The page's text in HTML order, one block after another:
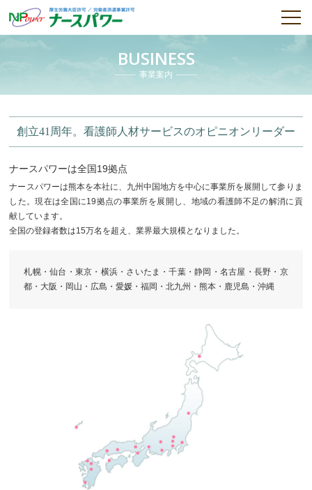
BUSINESS
事業案内
創立41周年。看護師人材サービスのオピニオンリーダー
ナースパワーは全国19拠点
ナースパワーは熊本を本社に、九州中国地方を中心に事業所を展開して参りま
した。現在は全国に19拠点の事業所を展開し、地域の看護師不足の解消に貢
献しています。
全国の登録者数は15万名を超え、業界最大規模となりました。
札幌・仙台・東京・横浜・さいたま・千葉・静岡・名古屋・長野・京
都・大阪・岡山・広島・愛媛・福岡・北九州・熊本・鹿児島・沖縄